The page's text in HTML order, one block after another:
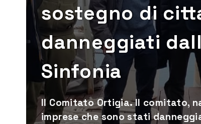
sostegno di
danneggiati
Sinfonia
Il Comitato Ortigia. Il comitato,
imprese che sono stati